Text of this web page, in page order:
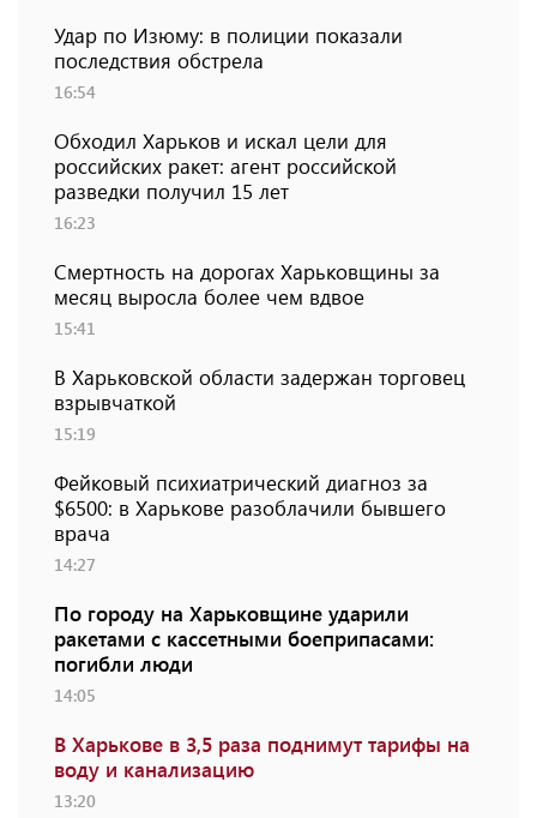
Удар по Изюму: в полиции показали
последствия обстрела
16:54
Обходил Харьков и искал цели для
российских ракет: агент российской
разведки получил 15 лет
16:23
Смертность на дорогах Харьковщины за
месяц выросла более чем вдвое
15:41
В Харьковской области задержан торговец
взрывчаткой
15:19
Фейковый психиатрический диагноз за
$6500: в Харькове разоблачили бывшего
врача
14:27
По городу на Харьковщине ударили
ракетами с кассетными боеприпасами:
погибли люди
14:05
В Харькове в 3,5 раза поднимут тарифы на
воду и канализацию
13:20